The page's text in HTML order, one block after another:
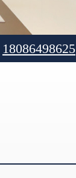
18086498625